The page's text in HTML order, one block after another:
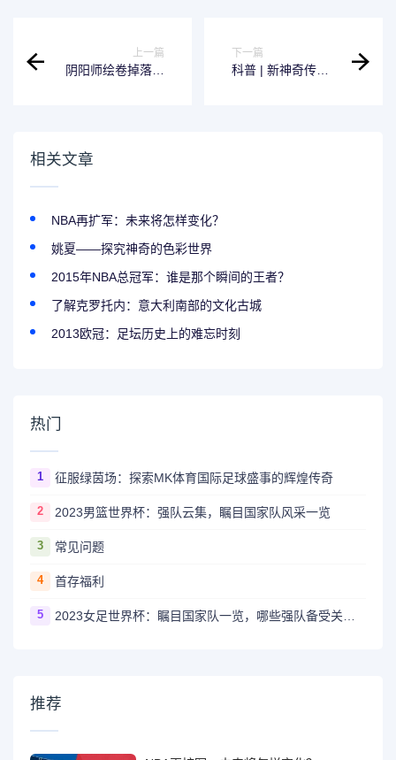
上一篇
阴阳师绘卷掉落率
下一篇
科普 | 新神奇传说
相关文章
NBA再扩军：未来将怎样变化？
姚夏——探究神奇的色彩世界
2015年NBA总冠军：谁是那个瞬间的王者？
了解克罗托内：意大利南部的文化古城
2013欧冠：足坛历史上的难忘时刻
热门
1 征服绿茵场：探索MK体育国际足球盛事的辉煌传奇
2 2023男篮世界杯：强队云集，瞩目国家队风采一览
3 常见问题
4 首存福利
5
推荐